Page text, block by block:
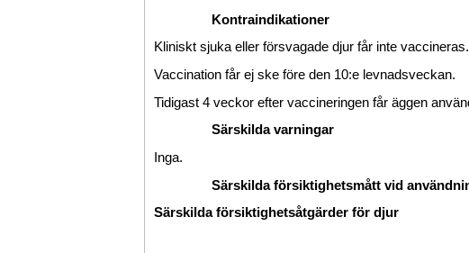
Kontraindikationer
Kliniskt sjuka eller försvagade djur får inte vaccineras.
Vaccination får ej ske före den 10:e levnadsveckan.
Tidigast 4 veckor efter vaccineringen får äggen
Särskilda varningar
Inga.
Särskilda försiktighetsmått vid
Särskilda försiktighetsåtgärder för djur